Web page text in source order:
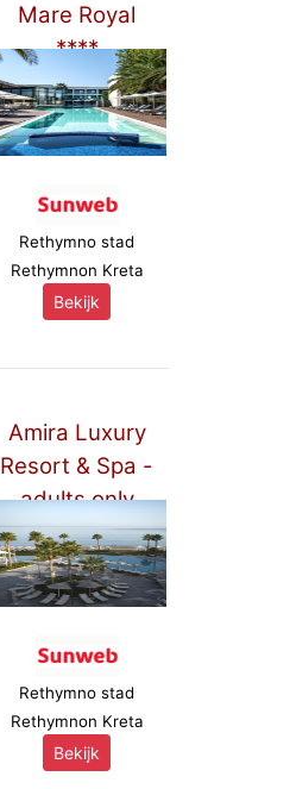
Mare Royal
****
Rethymno stad
Rethymnon Kreta
Bekijk
Amira Luxury
Resort & Spa -
adults only
*****
Rethymno stad
Rethymnon Kreta
Bekijk